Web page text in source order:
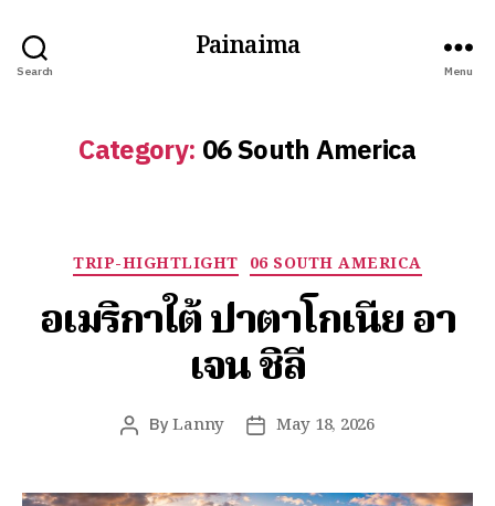
Search
Painaima
Menu
Category: 06 South America
TRIP-HIGHTLIGHT 06 SOUTH AMERICA
อเมริกาใต้ ปาตาโกเนีย อา
เจน ชิลี
ByLanny May 18, 2026